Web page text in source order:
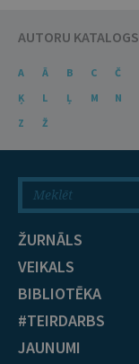
AUTORU KATALOGS
A Ā B C Č
Ķ
L Ļ M N
Z
Ž
ŽURNĀLS
VEIKALS
BIBLIOTĒKA
#TEIRDARBS
JAUNUMI